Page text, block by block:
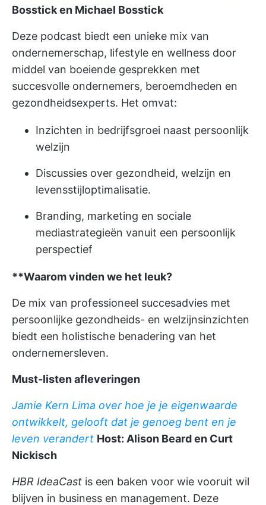
Bosstick en Michael Bosstick
Deze podcast biedt een unieke mix van
ondernemerschap, lifestyle en wellness door
middel van boeiende gesprekken met
succesvolle ondernemers, beroemdheden en
gezondheidsexperts. Het omvat:
Inzichten in bedrijfsgroei naast persoonlijk
welzijn
Discussies over gezondheid, welzijn en
levensstijloptimalisatie.
Branding, marketing en sociale
mediastrategieën vanuit een persoonlijk
perspectief
**Waarom vinden we het leuk?
De mix van professioneel succesadvies met
persoonlijke gezondheids- en welzijnsinzichten
biedt een holistische benadering van het
ondernemersleven.
Must-listen afleveringen
Jamie Kern Lima over hoe je je eigenwaarde
ontwikkelt, gelooft dat je genoeg bent en je
leven verandert Host: Alison Beard en Curt
Nickisch
HBR IdeaCast is een baken voor wie vooruit wil
blijven in business en management. Deze